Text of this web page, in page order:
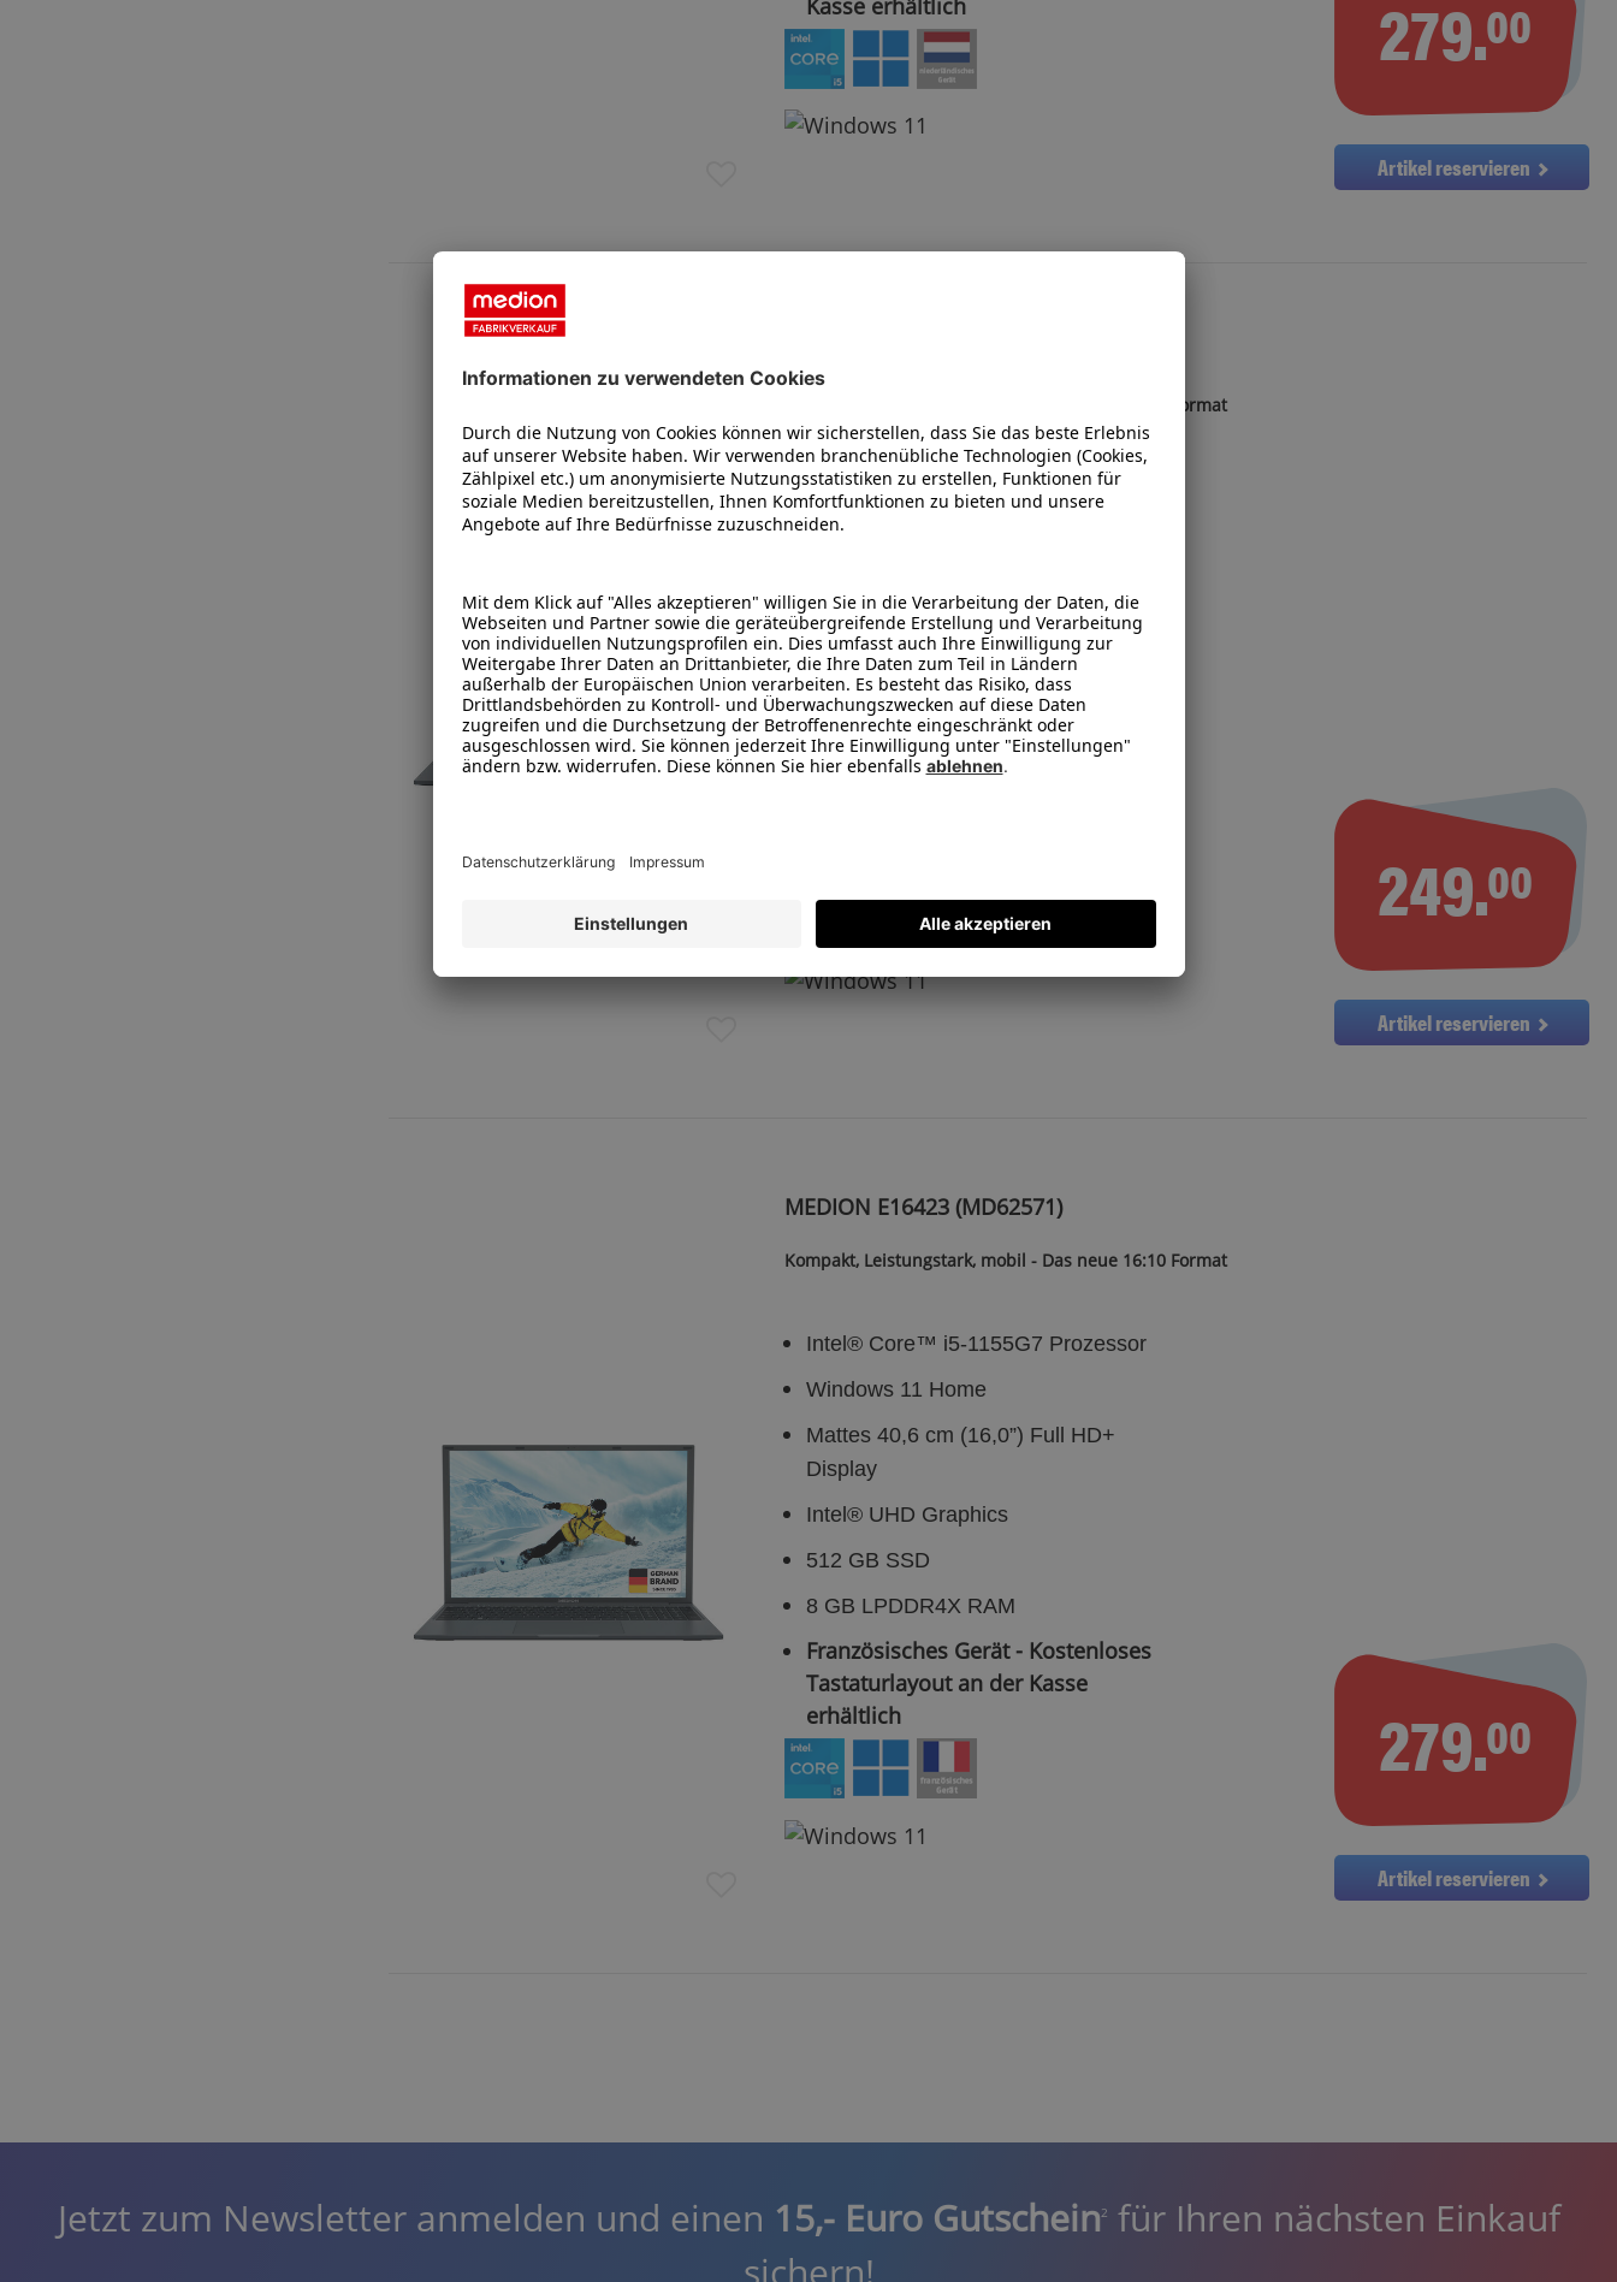
279.00
Artikel reservieren
Kompakt, Leistungstark, mobil - Das neue 16:10 Format
Intel® Core™ i5-1155G7 Prozessor
Windows 11 Home
Display
Intel® UHD Graphics
512 GB SSD
8 GB LPDDR4X RAM
249.00
Artikel reservieren
MEDION E16423 (MD62571)
Kompakt, Leistungstark, mobil - Das neue 16:10 Format
Intel® Core™ i5-1155G7 Prozessor
Windows 11 Home
Mattes 40,6 cm (16,0”) Full HD+
Display
Intel® UHD Graphics
512 GB SSD
8 GB LPDDR4X RAM
Französisches Gerät - Kostenloses
Tastaturlayout an der Kasse
erhältlich
279.00
Artikel reservieren
Jetzt zum Newsletter anmelden und einen 15,- Euro Gutschein2
für Ihren nächsten Einkauf
sichern!